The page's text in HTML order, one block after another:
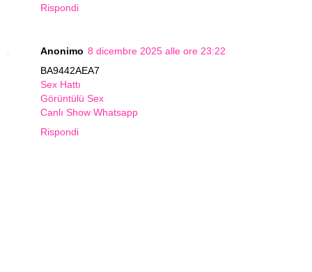
Rispondi
Anonimo 8 dicembre 2025 alle ore 23:22
BA9442AEA7
Sex Hattı
Görüntülü Sex
Canlı Show Whatsapp
Rispondi